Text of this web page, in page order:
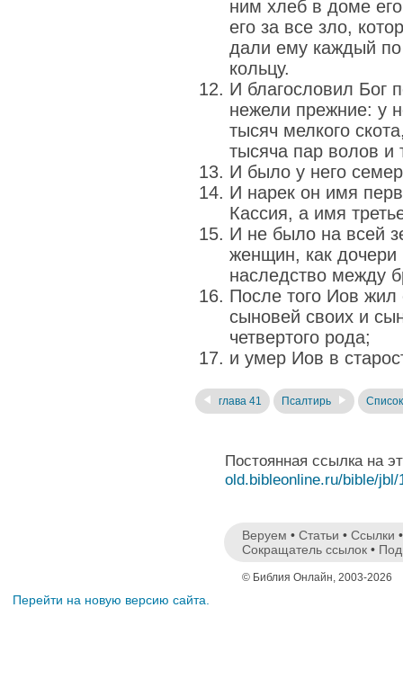
ним хлеб в доме
его за все зло,
дали ему каждый по
кольцу.
И благословил Бог
нежели прежние: у
тысяч мелкого
тысяча пар волов и
И было у него
И нарек он имя
Кассия, а имя
И не было на всей
женщин, как
наследство между
После того Иов жил
сыновей своих и
четвертого рода;
и умер Иов в
глава 41 Псалтирь Список
Постоянная ссылка на
old.bibleonline.ru/bible/jbl/
Веруем • Статьи • Ссылки
Сокращатель ссылок •
© Библия Онлайн, 2003-2026
Перейти на новую версию сайта.